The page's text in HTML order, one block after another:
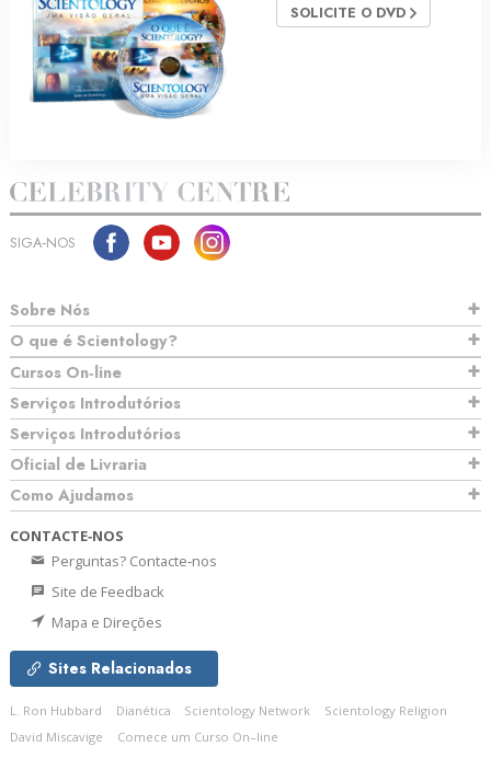
SOLICITE O DVD
SIGA‑NOS
Sobre Nós
O que é Scientology?
Cursos On‑line
Serviços Introdutórios
Serviços Introdutórios
Oficial de Livraria
Como Ajudamos
CONTACTE‑NOS
Perguntas? Contacte‑nos
Site de Feedback
Mapa e Direções
Sites Relacionados
L. Ron Hubbard Dianética Scientology Network
Scientology Religion
David Miscavige
Comece um Curso On–line